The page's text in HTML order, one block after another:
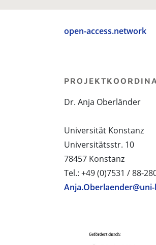
open-access.network
Dr. Anja Oberländer
Universität Konstanz
Universitätsstr. 10
78457 Konstanz
Tel.: +49 (0)7531 / 88-